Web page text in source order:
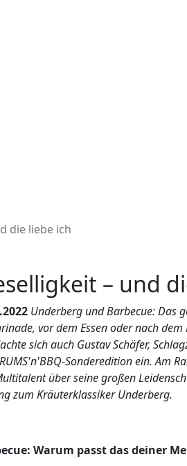
die liebe ich
– und
Underberg und Barbecue: Das
vor dem Essen oder nach
sich auch Gustav Schäfer,
Sonderedition ein. Am
über seine großen
zum Kräuterklassiker Underberg.
Warum passt das deiner